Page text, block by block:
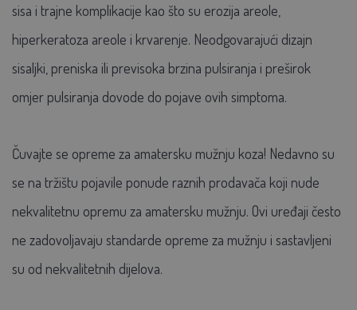
sisa i trajne komplikacije kao što su erozija areole,
hiperkeratoza areole i krvarenje. Neodgovarajući dizajn
sisaljki, preniska ili previsoka brzina pulsiranja i preširok
omjer pulsiranja dovode do pojave ovih simptoma.
Čuvajte se opreme za amatersku mužnju koza! Nedavno su
se na tržištu pojavile ponude raznih prodavača koji nude
nekvalitetnu opremu za amatersku mužnju. Ovi uređaji često
ne zadovoljavaju standarde opreme za mužnju i sastavljeni
su od nekvalitetnih dijelova.